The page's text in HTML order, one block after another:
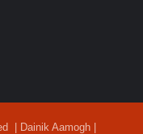
| Dainik Aamogh |